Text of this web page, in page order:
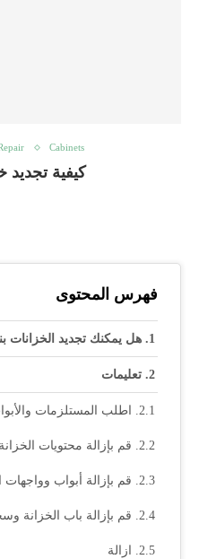
Cabinets
كيفية تجديد
فهرس المحتوى
هل يمكنك تجديد الخزانات
تعليمات
اطلب المستلزمات
قم بإزالة محتويات الخزانة
قم بإزالة أبواب وواجهات
قم بإزالة باب الخزانة
ازالة